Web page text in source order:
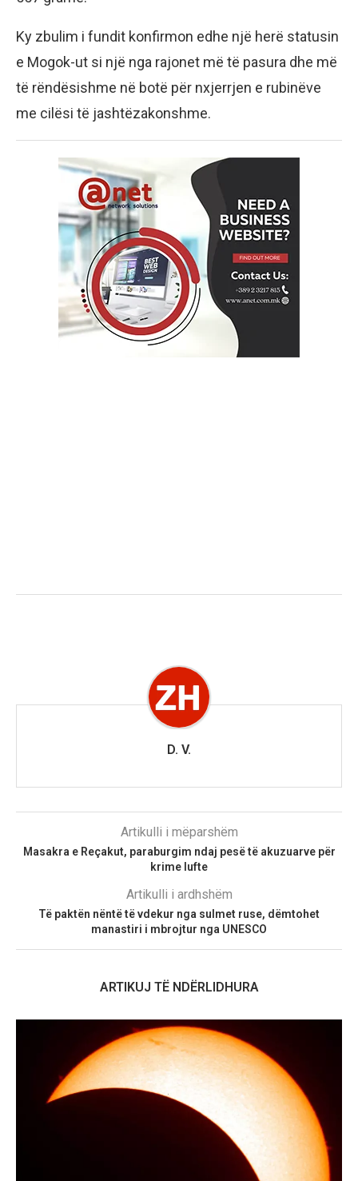
Ky zbulim i fundit konfirmon edhe një herë statusin
e Mogok-ut si një nga rajonet më të pasura dhe më
të rëndësishme në botë për nxjerrjen e rubinëve
me cilësi të jashtëzakonshme.
D. V.
Artikulli i mëparshëm
Masakra e Reçakut, paraburgim ndaj pesë të akuzuarve për
krime lufte
Artikulli i ardhshëm
Të paktën nëntë të vdekur nga sulmet ruse, dëmtohet
manastiri i mbrojtur nga UNESCO
ARTIKUJ TË NDËRLIDHURA